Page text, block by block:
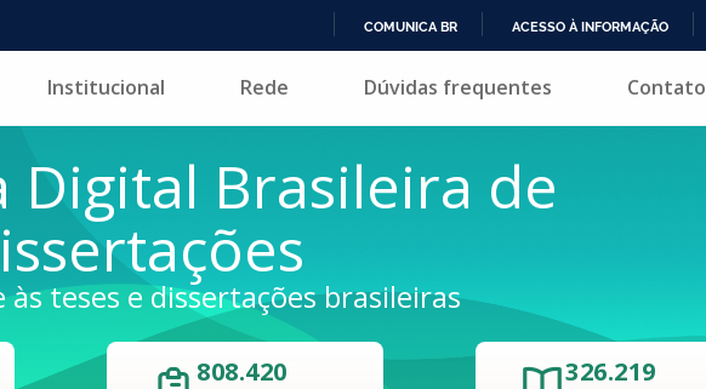
PARA
COMUNICA BR ACESSO À INFORMAÇÃO
Institucional Rede Dúvidas frequentes Contato
Digital Brasileira de
às teses e dissertações brasileiras
808.420 326.219